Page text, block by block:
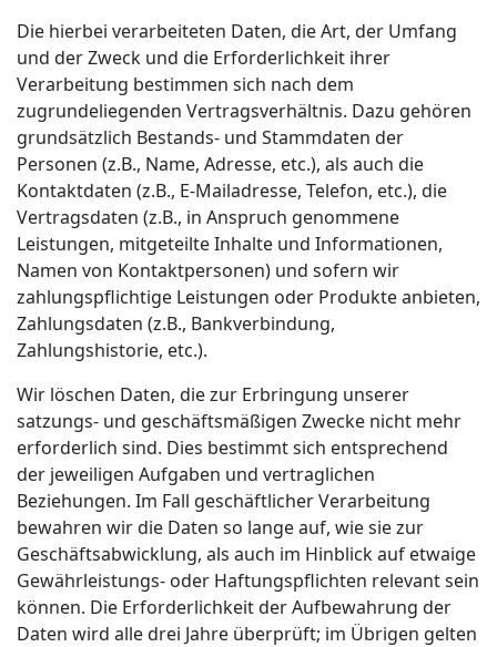
Die hierbei verarbeiteten Daten, die Art, der Umfang
und der Zweck und die Erforderlichkeit ihrer
Verarbeitung bestimmen sich nach dem
zugrundeliegenden Vertragsverhältnis. Dazu gehören
grundsätzlich Bestands- und Stammdaten der
Personen (z.B., Name, Adresse, etc.), als auch die
Kontaktdaten (z.B., E-Mailadresse, Telefon, etc.), die
Vertragsdaten (z.B., in Anspruch genommene
Leistungen, mitgeteilte Inhalte und Informationen,
Namen von Kontaktpersonen) und sofern wir
zahlungspflichtige Leistungen oder Produkte anbieten,
Zahlungsdaten (z.B., Bankverbindung,
Zahlungshistorie, etc.).
Wir löschen Daten, die zur Erbringung unserer
satzungs- und geschäftsmäßigen Zwecke nicht mehr
erforderlich sind. Dies bestimmt sich entsprechend
der jeweiligen Aufgaben und vertraglichen
Beziehungen. Im Fall geschäftlicher Verarbeitung
bewahren wir die Daten so lange auf, wie sie zur
Geschäftsabwicklung, als auch im Hinblick auf etwaige
Gewährleistungs- oder Haftungspflichten relevant sein
können. Die Erforderlichkeit der Aufbewahrung der
Daten wird alle drei Jahre überprüft; im Übrigen gelten